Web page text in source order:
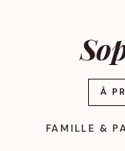
À
FAMILLE &